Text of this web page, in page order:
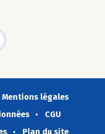
Mentions légales
CGU
Plan du site